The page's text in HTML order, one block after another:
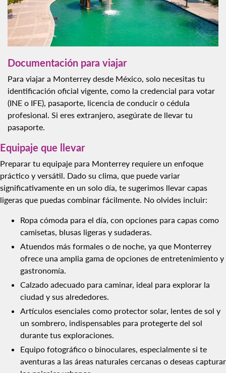
Documentación para viajar
Para viajar a Monterrey desde México, solo necesitas tu
identificación oficial vigente, como la credencial para votar
(INE o IFE), pasaporte, licencia de conducir o cédula
profesional. Si eres extranjero, asegúrate de llevar tu
pasaporte.
Equipaje que llevar
Preparar tu equipaje para Monterrey requiere un enfoque
práctico y versátil. Dado su clima, que puede variar
significativamente en un solo día, te sugerimos llevar capas
ligeras que puedas combinar fácilmente. No olvides incluir:
Ropa cómoda para el día, con opciones para capas como
camisetas, blusas ligeras y sudaderas.
Atuendos más formales o de noche, ya que Monterrey
ofrece una amplia gama de opciones de entretenimiento y
gastronomía.
Calzado adecuado para caminar, ideal para explorar la
ciudad y sus alrededores.
Artículos esenciales como protector solar, lentes de sol y
un sombrero, indispensables para protegerte del sol
durante tus exploraciones.
Equipo fotográfico o binoculares, especialmente si te
aventuras a las áreas naturales cercanas o deseas capturar